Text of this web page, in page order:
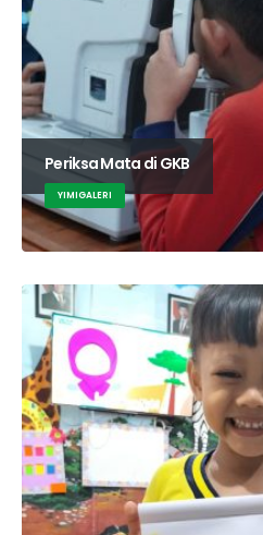
Periksa Mata di GKB
YIMIGALERI